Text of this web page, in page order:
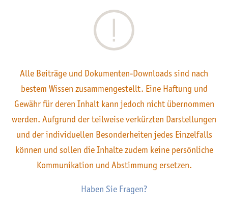
Alle Beiträge und Dokumenten-Downloads sind nach
bestem Wissen zusammengestellt. Eine Haftung und
Gewähr für deren Inhalt kann jedoch nicht übernommen
werden. Aufgrund der teilweise verkürzten Darstellungen
und der individuellen Besonderheiten jedes Einzelfalls
können und sollen die Inhalte zudem keine persönliche
Kommunikation und Abstimmung ersetzen.
Haben Sie Fragen?